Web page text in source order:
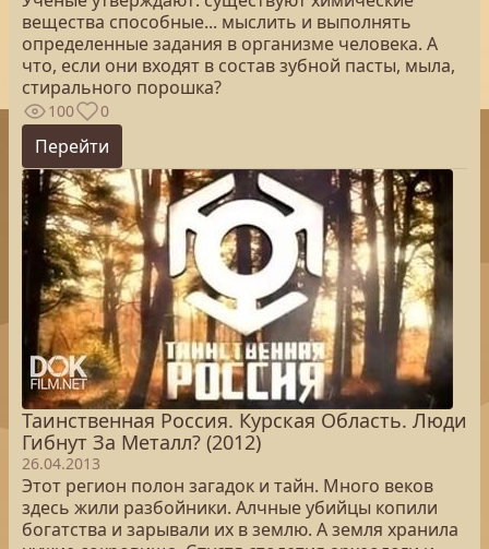
вещества способные... мыслить и выполнять
определенные задания в организме человека. А
что, если они входят в состав зубной пасты, мыла,
стирального порошка?
100 0
Перейти
Таинственная Россия. Курская Область. Люди
Гибнут За Металл? (2012)
26.04.2013
Этот регион полон загадок и тайн. Много веков
здесь жили разбойники. Алчные убийцы копили
богатства и зарывали их в землю. А земля хранила